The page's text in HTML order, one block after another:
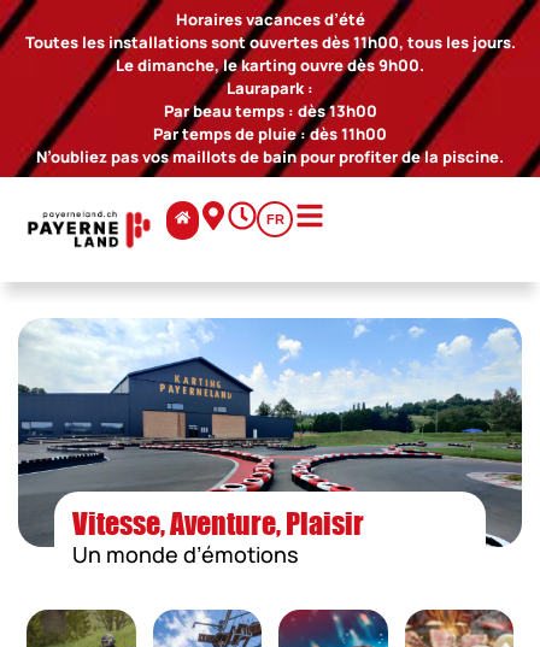
Horaires vacances d’été
Toutes les installations sont ouvertes dès 11h00, tous les jours.
Le dimanche, le karting ouvre dès 9h00.
Laurapark :
Par beau temps : dès 13h00
Par temps de pluie : dès 11h00
N’oubliez pas vos maillots de bain pour profiter de la piscine.
FR
Vitesse, Aventure, Plaisir
Un monde d’émotions